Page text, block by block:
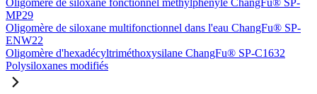
Oligomère de siloxane fonctionnel méthylphényle ChangFu® SP-
MP29
Oligomère de siloxane multifonctionnel dans l'eau ChangFu® SP-
ENW22
Oligomère d'hexadécyltriméthoxysilane ChangFu® SP-C1632
Polysiloxanes modifiés